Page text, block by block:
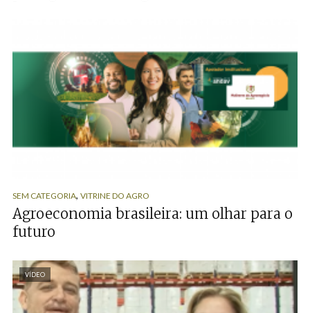
SEM CATEGORIA, VITRINE DO AGRO
Agroeconomia brasileira: um olhar para o
futuro
VÍDEO